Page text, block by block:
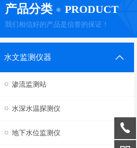
产品分类 PRODUCT
我们相信好的产品是信誉的保证！
水文监测仪器
渗流监测站
水深水温探测仪
地下水位监测仪